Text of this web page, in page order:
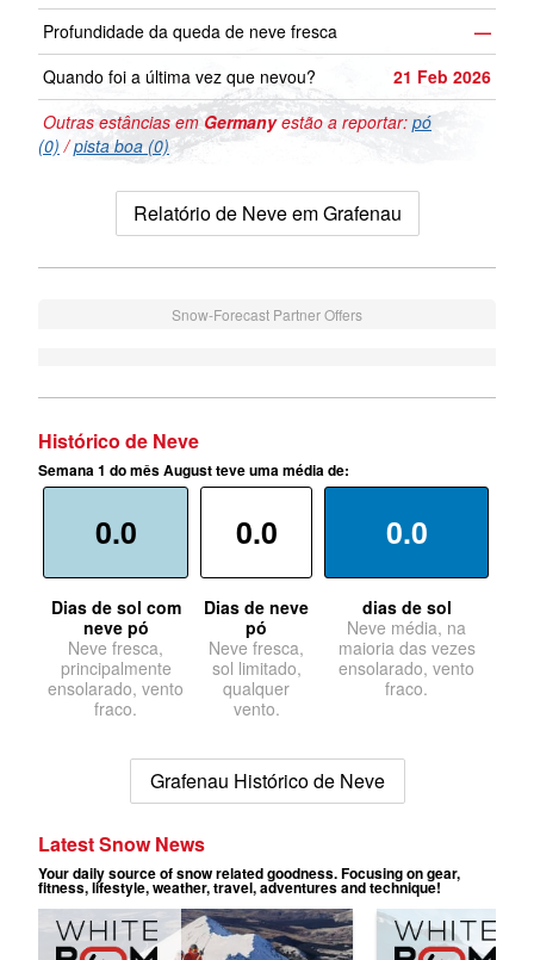
Profundidade da queda de neve fresca
—
Quando foi a última vez que nevou?
21 Feb 2026
Outras estâncias emGermanyestão a reportar: pó
(0) /pista boa (0)
Relatório de Neve em Grafenau
Snow-Forecast Partner Offers
Histórico de Neve
Semana 1 do mês August teve uma média de:
0.0
Dias de sol com
neve pó
Neve fresca,
principalmente
ensolarado, vento
fraco.
0.0
Dias de neve
pó
Neve fresca,
sol limitado,
qualquer
vento.
0.0
dias de sol
Neve média, na
maioria das vezes
ensolarado, vento
fraco.
Grafenau Histórico de Neve